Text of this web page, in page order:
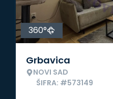
360°
Grbavica
NOVI SAD
ŠIFRA: #573149